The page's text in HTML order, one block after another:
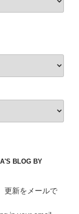
BLOG BY
更新をメールで